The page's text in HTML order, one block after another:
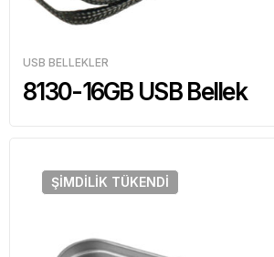
USB BELLEKLER
8130-16GB USB Bellek
ŞIMDILIK TÜKENDI